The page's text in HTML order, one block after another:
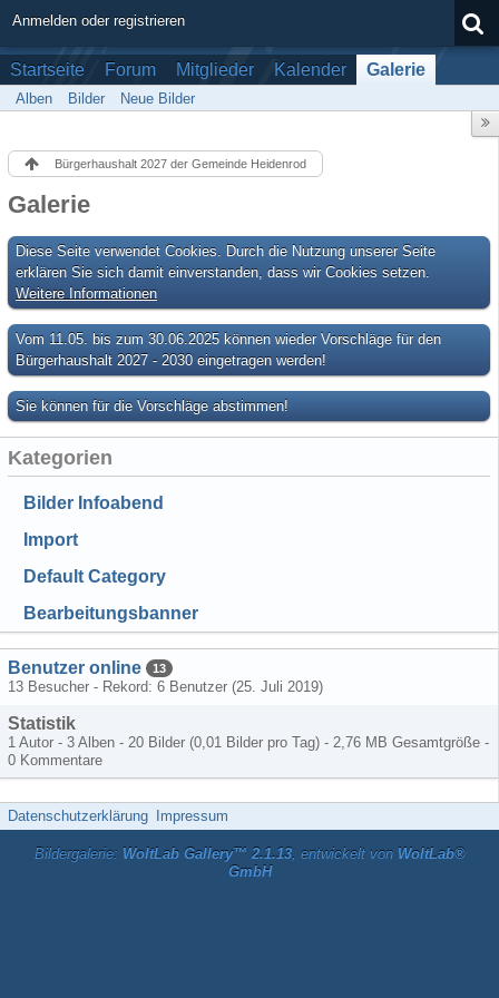
Anmelden oder registrieren
Startseite Forum Mitglieder Kalender Galerie
Alben Bilder Neue Bilder
Bürgerhaushalt 2027 der Gemeinde Heidenrod
Galerie
Diese Seite verwendet Cookies. Durch die Nutzung unserer Seite
erklären Sie sich damit einverstanden, dass wir Cookies setzen.
Weitere Informationen
Vom 11.05. bis zum 30.06.2025 können wieder Vorschläge für den
Bürgerhaushalt 2027 - 2030 eingetragen werden!
Sie können für die Vorschläge abstimmen!
Kategorien
Bilder Infoabend
Import
Default Category
Bearbeitungsbanner
Benutzer online 13
13 Besucher - Rekord: 6 Benutzer (25. Juli 2019)
Statistik
1 Autor - 3 Alben - 20 Bilder (0,01 Bilder pro Tag) - 2,76 MB Gesamtgröße -
0 Kommentare
Datenschutzerklärung Impressum
Bildergalerie: WoltLab Gallery™ 2.1.13, entwickelt von WoltLab®
GmbH